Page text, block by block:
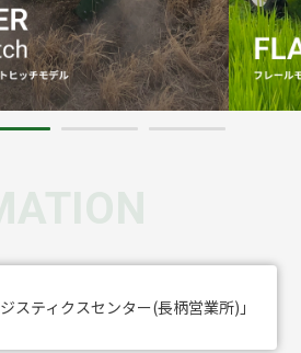
2ロジスティクスセンター」開設のお知らせ
ジスティクスセンター(長柄営業所)」を開設
金市のふるさと納税返礼品として当社製品